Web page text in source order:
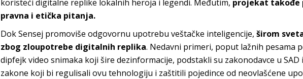
koristeći digitalne replike lokalnih heroja i legendi. Međutim, projekat takođe
pravna i etička pitanja.
Dok Sensej promoviše odgovornu upotrebu veštačke inteligencije, širom
zbog zloupotrebe digitalnih replika. Nedavni primeri, poput lažnih pesama
dipfejk video snimaka koji šire dezinformacije, podstakli su zakonodavce u
zakone koji bi regulisali ovu tehnologiju i zaštitili pojedince od neovlašćene